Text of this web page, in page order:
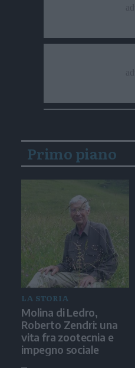
Primo piano
LA STORIA
Molina di Ledro,
Roberto Zendri: una
vita fra zootecnia e
impegno sociale